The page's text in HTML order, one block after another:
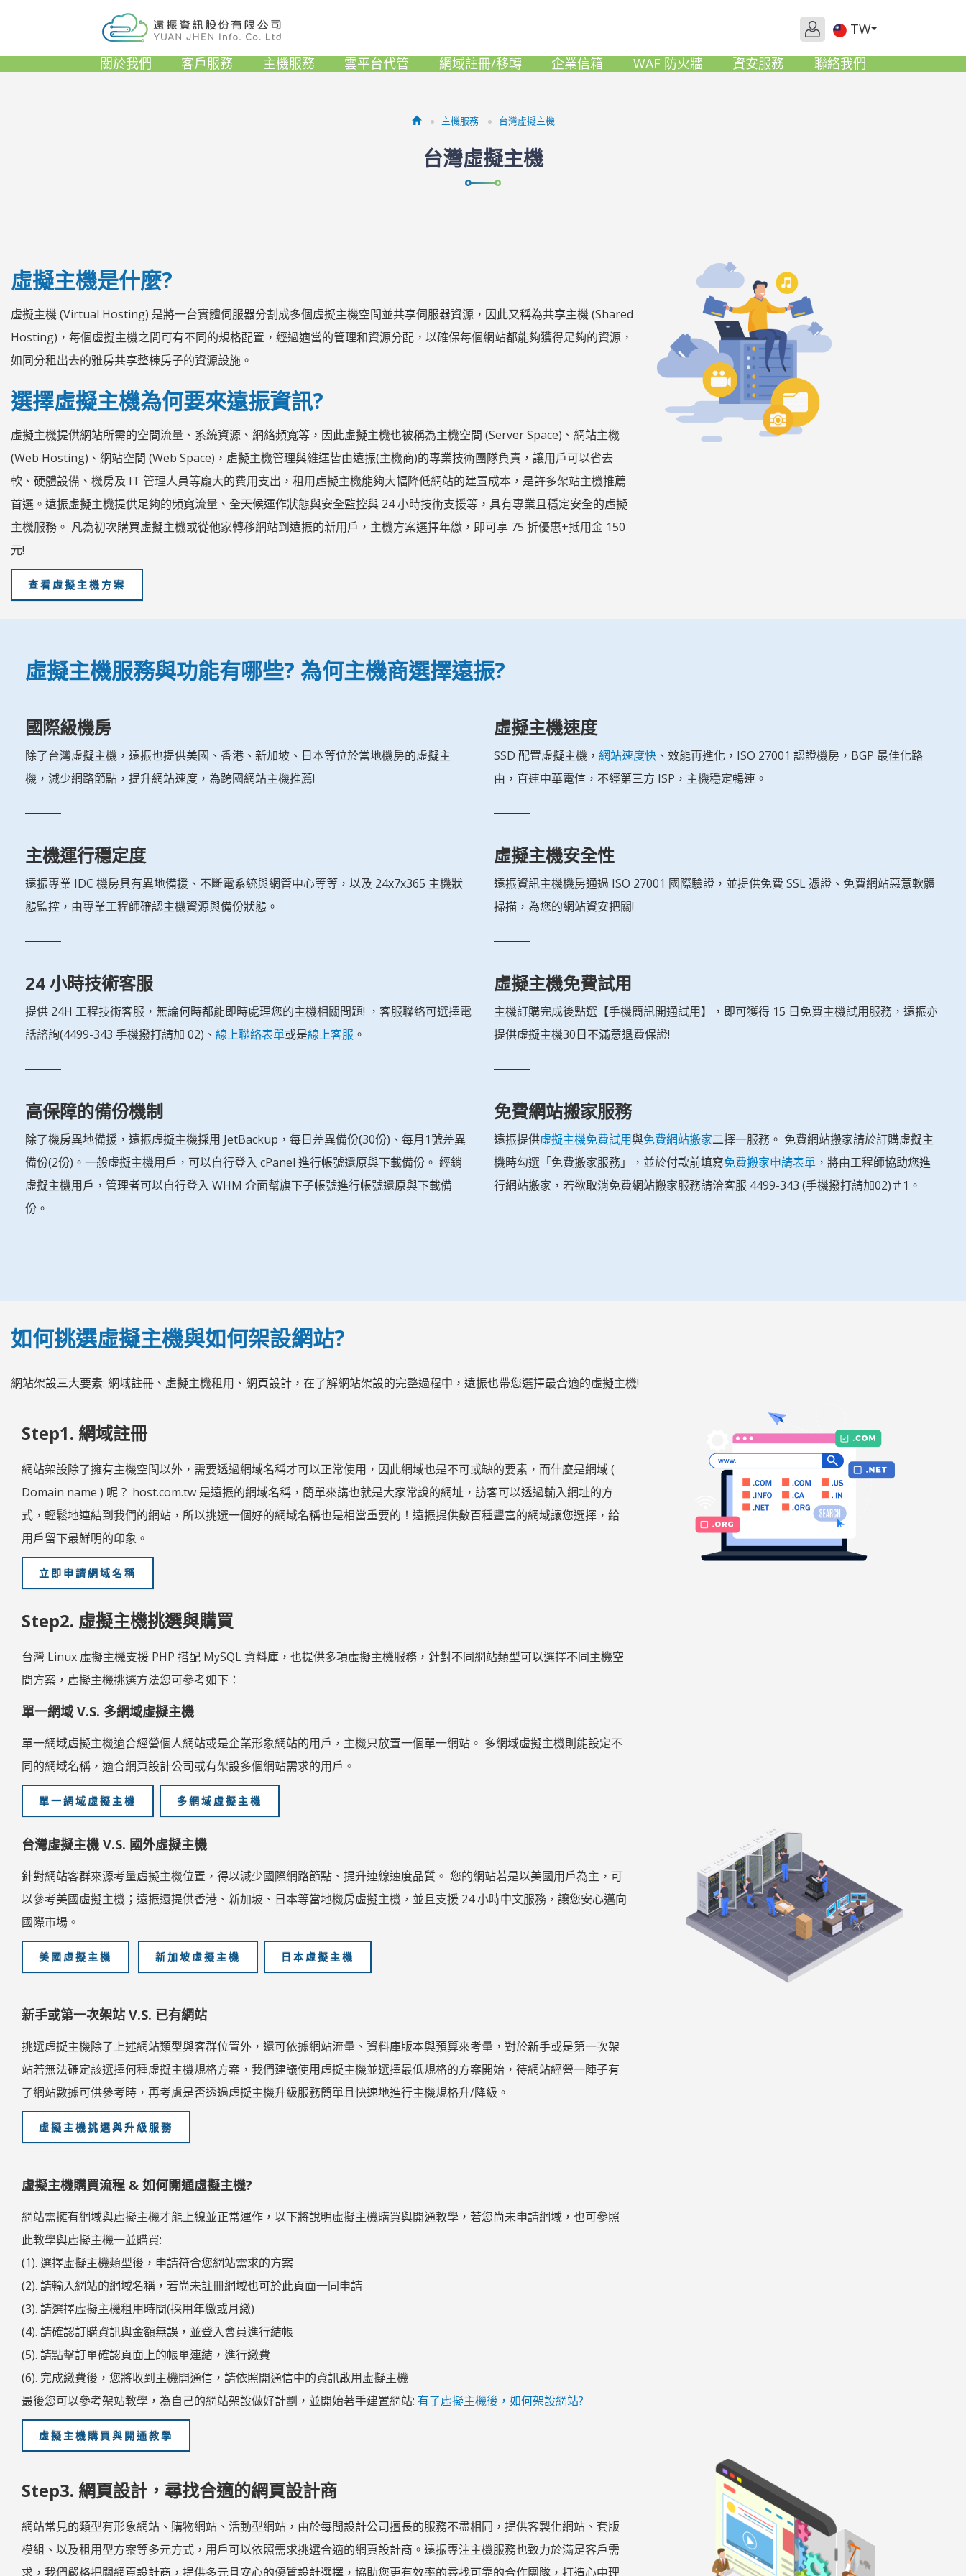
TW
關於我們 客戶服務 主機服務 雲平台代管 網域註冊/移轉 企業信箱 WAF 防火牆 資安服務 聯絡我們
主機服務 台灣虛擬主機
台灣虛擬主機
虛擬主機是什麼?
虛擬主機 (Virtual Hosting) 是將一台實體伺服器分割成多個虛擬主機空間並共享伺服器資源，因此又稱為共享主機 (Shared
Hosting)，每個虛擬主機之間可有不同的規格配置，經過適當的管理和資源分配，以確保每個網站都能夠獲得足夠的資源，
如同分租出去的雅房共享整棟房子的資源設施。
選擇虛擬主機為何要來遠振資訊?
虛擬主機提供網站所需的空間流量、系統資源、網絡頻寬等，因此虛擬主機也被稱為主機空間 (Server Space)、網站主機
(Web Hosting)、網站空間 (Web Space)，虛擬主機管理與維運皆由遠振(主機商)的專業技術團隊負責，讓用戶可以省去
軟、硬體設備、機房及 IT 管理人員等龐大的費用支出，租用虛擬主機能夠大幅降低網站的建置成本，是許多架站主機推薦
首選。遠振虛擬主機提供足夠的頻寬流量、全天候運作狀態與安全監控與 24 小時技術支援等，具有專業且穩定安全的虛擬
主機服務。 凡為初次購買虛擬主機或從他家轉移網站到遠振的新用戶，主機方案選擇年繳，即可享 75 折優惠+抵用金 150
元!
查看虛擬主機方案
虛擬主機服務與功能有哪些? 為何主機商選擇遠振?
國際級機房
除了台灣虛擬主機，遠振也提供美國、香港、新加坡、日本等位於當地機房的虛擬主
機，減少網路節點，提升網站速度，為跨國網站主機推薦!
虛擬主機速度
SSD 配置虛擬主機， 網站速度快 、效能再進化，ISO 27001 認證機房，BGP 最佳化路
由，直連中華電信，不經第三方 ISP，主機穩定暢連。
主機運行穩定度
遠振專業 IDC 機房具有異地備援、不斷電系統與網管中心等等，以及 24x7x365 主機狀
態監控，由專業工程師確認主機資源與備份狀態。
虛擬主機安全性
遠振資訊主機機房通過 ISO 27001 國際驗證，並提供免費 SSL 憑證、免費網站惡意軟體
掃描，為您的網站資安把關!
24 小時技術客服
提供 24H 工程技術客服，無論何時都能即時處理您的主機相關問題! ，客服聯絡可選擇電
話諮詢(4499-343 手機撥打請加 02)、 線上聯絡表單或是線上客服 。
虛擬主機免費試用
主機訂購完成後點選【手機簡訊開通試用】，即可獲得 15 日免費主機試用服務，遠振亦
提供虛擬主機30日不滿意退費保證!
高保障的備份機制
除了機房異地備援，遠振虛擬主機採用 JetBackup，每日差異備份(30份)、每月1號差異
備份(2份)。一般虛擬主機用戶，可以自行登入 cPanel 進行帳號還原與下載備份。 經銷
虛擬主機用戶，管理者可以自行登入 WHM 介面幫旗下子帳號進行帳號還原與下載備
份。
免費網站搬家服務
遠振提供虛擬主機免費試用與免費網站搬家二擇一服務。 免費網站搬家請於訂購虛擬主
機時勾選「免費搬家服務」，並於付款前填寫免費搬家申請表單 ，將由工程師協助您進
行網站搬家，若欲取消免費網站搬家服務請洽客服 4499-343 (手機撥打請加02)＃1。
如何挑選虛擬主機與如何架設網站?
網站架設三大要素: 網域註冊、虛擬主機租用、網頁設計，在了解網站架設的完整過程中，遠振也帶您選擇最合適的虛擬主機!
Step1. 網域註冊
網站架設除了擁有主機空間以外，需要透過網域名稱才可以正常使用，因此網域也是不可或缺的要素，而什麼是網域 (
Domain name ) 呢？ host.com.tw 是遠振的網域名稱，簡單來講也就是大家常說的網址，訪客可以透過輸入網址的方
式，輕鬆地連結到我們的網站，所以挑選一個好的網域名稱也是相當重要的！遠振提供數百種豐富的網域讓您選擇，給
用戶留下最鮮明的印象。
立即申請網域名稱
Step2. 虛擬主機挑選與購買
台灣 Linux 虛擬主機支援 PHP 搭配 MySQL 資料庫，也提供多項虛擬主機服務，針對不同網站類型可以選擇不同主機空
間方案，虛擬主機挑選方法您可參考如下：
單一網域 V.S. 多網域虛擬主機
單一網域虛擬主機適合經營個人網站或是企業形象網站的用戶，主機只放置一個單一網站。 多網域虛擬主機則能設定不
同的網域名稱，適合網頁設計公司或有架設多個網站需求的用戶。
單一網域虛擬主機 多網域虛擬主機
台灣虛擬主機 V.S. 國外虛擬主機
針對網站客群來源考量虛擬主機位置，得以減少國際網路節點、提升連線速度品質。 您的網站若是以美國用戶為主，可
以參考美國虛擬主機；遠振還提供香港、新加坡、日本等當地機房虛擬主機，並且支援 24 小時中文服務，讓您安心邁向
國際市場。
美國虛擬主機 新加坡虛擬主機 日本虛擬主機
新手或第一次架站 V.S. 已有網站
挑選虛擬主機除了上述網站類型與客群位置外，還可依據網站流量、資料庫版本與預算來考量，對於新手或是第一次架
站若無法確定該選擇何種虛擬主機規格方案，我們建議使用虛擬主機並選擇最低規格的方案開始，待網站經營一陣子有
了網站數據可供參考時，再考慮是否透過虛擬主機升級服務簡單且快速地進行主機規格升/降級。
虛擬主機挑選與升級服務
虛擬主機購買流程 & 如何開通虛擬主機?
網站需擁有網域與虛擬主機才能上線並正常運作，以下將說明虛擬主機購買與開通教學，若您尚未申請網域，也可參照
此教學與虛擬主機一並購買:
(1). 選擇虛擬主機類型後，申請符合您網站需求的方案
(2). 請輸入網站的網域名稱，若尚未註冊網域也可於此頁面一同申請
(3). 請選擇虛擬主機租用時間(採用年繳或月繳)
(4). 請確認訂購資訊與金額無誤，並登入會員進行結帳
(5). 請點擊訂單確認頁面上的帳單連結，進行繳費
(6). 完成繳費後，您將收到主機開通信，請依照開通信中的資訊啟用虛擬主機
最後您可以參考架站教學，為自己的網站架設做好計劃，並開始著手建置網站: 有了虛擬主機後，如何架設網站?
虛擬主機購買與開通教學
Step3. 網頁設計，尋找合適的網頁設計商
網站常見的類型有形象網站、購物網站、活動型網站，由於每間設計公司擅長的服務不盡相同，提供客製化網站、套版
模組、以及租用型方案等多元方式，用戶可以依照需求挑選合適的網頁設計商。遠振專注主機服務也致力於滿足客戶需
求，我們嚴格把關網頁設計商，提供多元且安心的優質設計選擇，協助您更有效率的尋找可靠的合作團隊，打造心中理